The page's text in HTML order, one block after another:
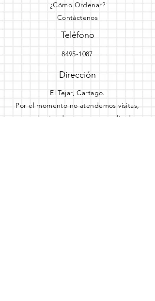
¿Cómo Ordenar?
Contáctenos
Teléfono
8495-1087
Dirección
El Tejar, Cartago.
Por el momento no atendemos visitas,
pero lo atenderemos por medio de